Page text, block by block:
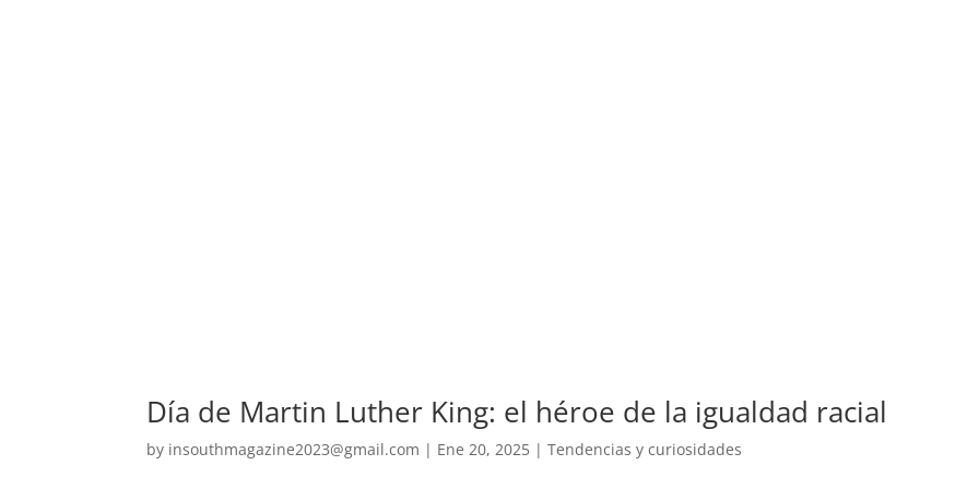
Día de Martin Luther King: el héroe de la igualdad racial
by insouthmagazine2023@gmail.com | Ene 20, 2025 |Tendencias y curiosidades